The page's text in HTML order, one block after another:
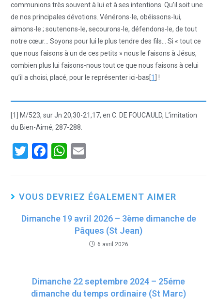
communions très souvent à lui et à ses intentions. Qu’il soit une
de nos principales dévotions. Vénérons-le, obéissons-lui,
aimons-le ; soutenons-le, secourons-le, défendons-le, de tout
notre cœur… Soyons pour lui le plus tendre des fils… Si « tout ce
que nous faisons à un de ces petits » nous le faisons à Jésus,
combien plus lui faisons-nous tout ce que nous faisons à celui
qu’il a choisi, placé, pour le représenter ici-bas[1] !
[1] M/523, sur Jn 20,30-21,17, en C. DE FOUCAULD, L’imitation
du Bien-Aimé, 287-288.
T
er
F
b
o
W
s
A
p
VOUS DEVRIEZ ÉGALEMENT AIMER
Dimanche 19 avril 2026 – 3ème dimanche de
Pâques (St Jean)
6 avril 2026
Dimanche 22 septembre 2024 – 25éme
dimanche du temps ordinaire (St Marc)